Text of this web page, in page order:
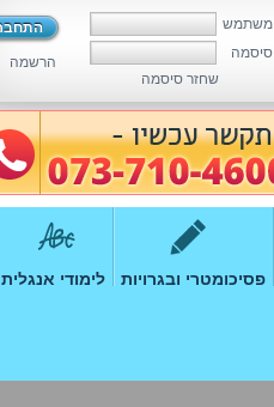
הרשמה
משתמש
סיסמה
שחזר סיסמה
פסיכומטרי ובגרויות לימודי אנגלית